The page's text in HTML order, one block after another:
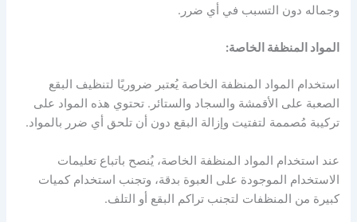
وجماله دون التسبب في أي ضرر.
المواد المنظفة الخاصة:
استخدام المواد المنظفة الخاصة يُعتبر ضروريًا لتنظيف البقع
الصعبة على الأقمشة والسجاد والستائر. تحتوي هذه المواد على
تركيبة مُصممة لتفتيت وإزالة البقع دون أن تلحق أي ضرر بالمواد.
عند استخدام المواد المنظفة الخاصة، يُنصح باتباع تعليمات
الاستخدام الموجودة على العبوة بدقة، وتجنب استخدام كميات
كبيرة من المنظفات لتجنب تراكم البقع أو التلف.